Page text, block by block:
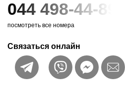
044 498-44-89
посмотреть все номера
Связаться онлайн